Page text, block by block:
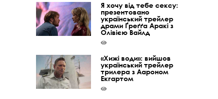
Я хочу від тебе сексу:
презентовано
український трейлер
драми Ґреґґа Аракі з
Олівією Вайлд
«Хижі води»: вийшов
український трейлер
трилера з Аароном
Екгартом